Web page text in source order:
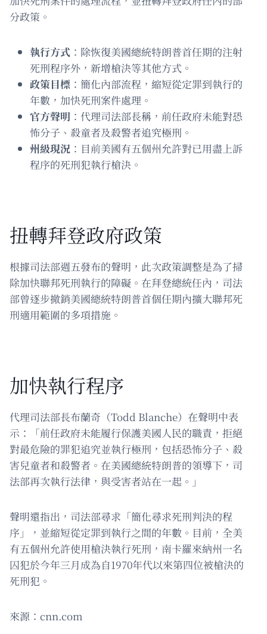
分政策。
執行方式 ：除恢復美國總統特朗普首任期的注射
死刑程序外，新增槍決等其他方式。
政策目標 ：簡化內部流程，縮短從定罪到執行的
年數，加快死刑案件處理。
官方聲明 ：代理司法部長稱，前任政府未能對恐
怖分子、殺童者及殺警者追究極刑。
州級現況 ：目前美國有五個州允許對已用盡上訴
程序的死刑犯執行槍決。
扭轉拜登政府政策
根據司法部週五發布的聲明，此次政策調整是為了掃
除加快聯邦死刑執行的障礙。在拜登總統任內，司法
部曾逐步撤銷美國總統特朗普首個任期內擴大聯邦死
刑適用範圍的多項措施。
加快執行程序
代理司法部長布蘭奇（Todd Blanche）在聲明中表
示：「前任政府未能履行保護美國人民的職責，拒絕
對最危險的罪犯追究並執行極刑，包括恐怖分子、殺
害兒童者和殺警者。在美國總統特朗普的領導下，司
法部再次執行法律，與受害者站在一起。」
聲明還指出，司法部尋求「簡化尋求死刑判決的程
序」，並縮短從定罪到執行之間的年數。目前，全美
有五個州允許使用槍決執行死刑，南卡羅來納州一名
囚犯於今年三月成為自1970年代以來第四位被槍決的
死刑犯。
來源：cnn.com